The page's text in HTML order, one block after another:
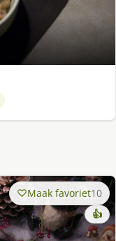
Maak favoriet10
👍